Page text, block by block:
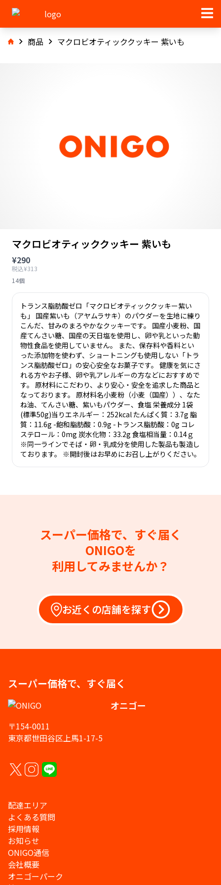
商品 マクロビオティッククッキー 紫いも
マクロビオティッククッキー 紫いも
¥290
税込¥313
14個
トランス脂肪酸ゼロ「マクロビオティッククッキー紫い
も」 国産紫いも（アヤムラサキ）のパウダーを生地に練り
こんだ、甘みのまろやかなクッキーです。 国産小麦粉、国
産てんさい糖、国産の天日塩を使用し、卵や乳といった動
物性食品を使用していません。 また、保存料や香料とい
った添加物を使わず、ショートニングも使用しない「トラ
ンス脂肪酸ゼロ」の安心安全なお菓子です。 健康を気にさ
れる方やお子様、卵や乳アレルギーの方などにおすすめで
す。 原材料にこだわり、より安心・安全を追求した商品と
なっております。 原材料名小麦粉（小麦（国産））、なた
ね油、てんさい糖、紫いもパウダー、食塩 栄養成分 1袋
(標準50g)当りエネルギー：252kcal たんぱく質：3.7g 脂
質：11.6g -飽和脂肪酸：0.9g -トランス脂肪酸：0g コレ
ステロール：0mg 炭水化物：33.2g 食塩相当量：0.14ｇ
※同一ラインでそば・卵・乳成分を使用した製品も製造し
ております。 ※開封後はお早めにお召し上がりください。
スーパー価格で、すぐ届く
ONIGOを
利用してみませんか？
お近くの店舗を探す
スーパー価格で、すぐ届く
オニゴー
〒154-0011
東京都世田谷区上馬1-17-5
配達エリア
よくある質問
採用情報
お知らせ
ONIGO通信
会社概要
オニゴーパーク